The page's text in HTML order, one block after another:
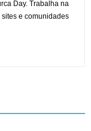
Day. Trabalha na
e comunidades